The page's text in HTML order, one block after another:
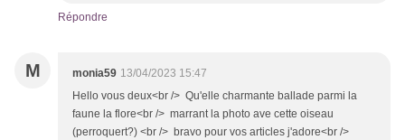
Répondre
M monia59 13/04/2023 15:47
Hello vous deux<br /> Qu'elle charmante ballade parmi la
faune la flore<br /> marrant la photo ave cette oiseau
(perroquert?) <br /> bravo pour vos articles j'adore<br />